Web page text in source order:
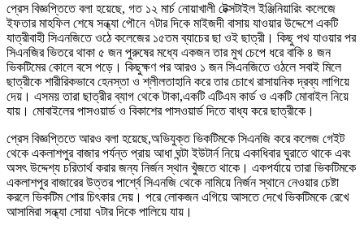
প্রেস বিজ্ঞপ্তিতে বলা হয়েছে, গত ১২ মার্চ নোয়াখালী টেক্সটাইল ইঞ্জিনিয়ারিং কলেজে
ইফতার মাহফিল শেষে সন্ধ্যা পৌনে ৭টার দিকে মাইজদী বাসায় যাওয়ার উদ্দেশে একটি
যাত্রীবাহী সিএনজিতে ওঠে কলেজের ১৫তম ব্যাচের ছা ওই ছাত্রী। কিছু পথ যাওয়ার পর
সিএনজির ভিতরে থাকা ৫ জন পুরুষের মধ্যে একজন তার মুখ চেপে ধরে বাকি ৪ জন
ভিকটিমের কোলে বসে পড়ে। কিছুক্ষণ পর আরও ১ জন সিএনজিতে ওঠলে সবাই মিলে
ছাত্রীকে শারীরিকভাবে হেনস্তা ও শ্লীলতাহানি করে তার চোখে রাসায়নিক দ্রব্য লাগিয়ে
দেয়। এসময় তারা ছাত্রীর ব্যাগ থেকে টাকা,একটি এটিএম কার্ড ও একটি মোবাইল নিয়ে
যায়। মোবাইলের পাসওয়ার্ড ও বিকাশের পাসওয়ার্ড দিতে বাধ্য করে ছাত্রীকে।
প্রেস বিজ্ঞপ্তিতে আরও বলা হয়েছে,অভিযুক্ত ভিকটিমকে সিএনজি করে কলেজ গেইট
থেকে একলাশপুর বাজার পর্যন্ত প্রায় আধা ঘন্টা ইউটার্ন নিয়ে একাধিবার ঘুরাতে থাকে এবং
অসৎ উদ্দেশ্য চরিতার্থ করার জন্য নির্জন স্থান খুঁজতে থাকে। একপর্যায়ে তারা ভিকটিমকে
একলাশপুর বাজারের উত্তর পার্শ্বে সিএনজি থেকে নামিয়ে নির্জন স্থানে নেওয়ার চেষ্টা
করলে ভিকটিম শোর চিৎকার দেয়। পরে লোকজন এগিয়ে আসতে দেখে ভিকটিমকে রেখে
আসামিরা সন্ধ্যা সোয়া ৭টার দিকে পালিয়ে যায়।